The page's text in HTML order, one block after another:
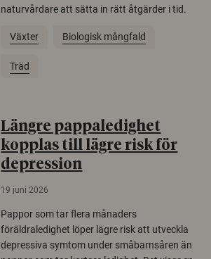
naturvårdare att sätta in rätt åtgärder i tid.
Växter Biologisk mångfald
Träd
Längre pappaledighet
kopplas till lägre risk för
depression
19 juni 2026
Pappor som tar flera månaders
föräldraledighet löper lägre risk att utveckla
depressiva symtom under småbarnsåren än